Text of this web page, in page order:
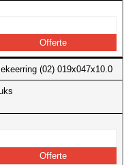
(02) 019x047x10.0